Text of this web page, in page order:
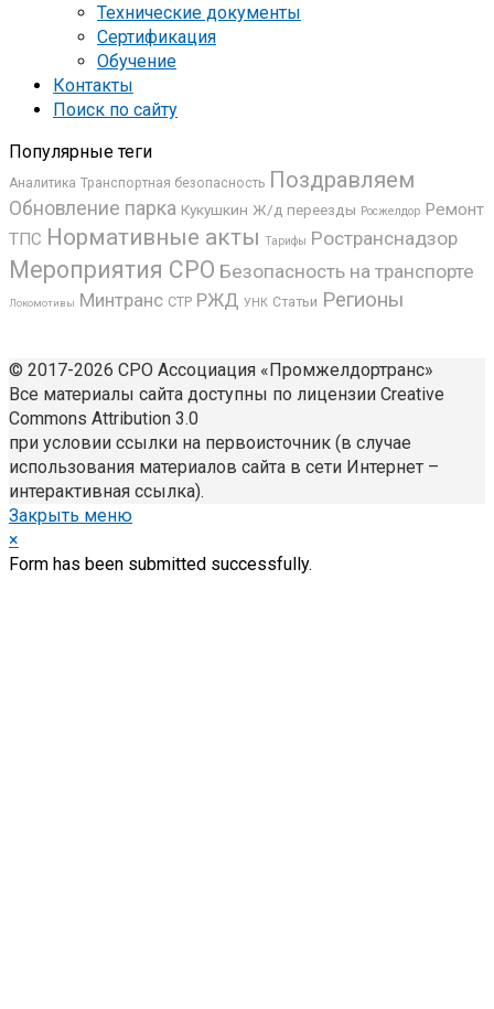
Технические документы
Сертификация
Обучение
Контакты
Поиск по сайту
Популярные теги
Аналитика Транспортная безопасность Поздравляем
Обновление парка Кукушкин Ж/д переезды Росжелдор Ремонт
ТПС Нормативные акты Тарифы Ространснадзор
Мероприятия СРО Безопасность на транспорте
Локомотивы Минтранс СТР РЖД УНК Статьи Регионы
© 2017-2026 СРО Ассоциация «Промжелдортранс»
Все материалы сайта доступны по лицензии Creative
Commons Attribution 3.0
при условии ссылки на первоисточник (в случае
использования материалов сайта в сети Интернет –
интерактивная ссылка).
Закрыть меню
×
Form has been submitted successfully.